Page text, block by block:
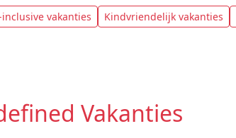
vakanties Kindvriendelijk vakanties
Vakanties